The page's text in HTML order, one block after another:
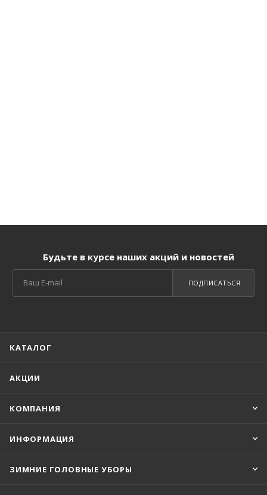
Будьте в курсе наших акций и новостей
ПОДПИСАТЬСЯ
КАТАЛОГ
АКЦИИ
КОМПАНИЯ
ИНФОРМАЦИЯ
ЗИМНИЕ ГОЛОВНЫЕ УБОРЫ